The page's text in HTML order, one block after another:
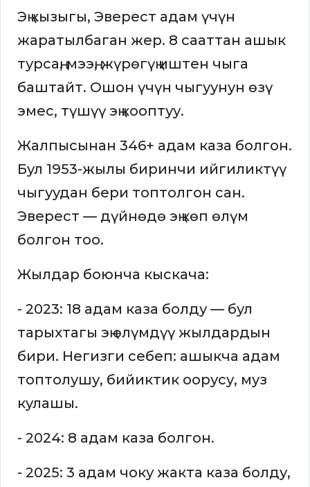
Эң кызыгы, Эверест адам үчүн
жаратылбаган жер. 8 сааттан ашык
турсаң, мээң, жүрөгүң иштен чыга
баштайт. Ошон үчүн чыгуунун өзү
эмес, түшүү эң кооптуу.
Жалпысынан 346+ адам каза болгон.
Бул 1953-жылы биринчи ийгиликтүү
чыгуудан бери топтолгон сан.
Эверест — дүйнөдө эң көп өлүм
болгон тоо.
Жылдар боюнча кыскача:
- 2023: 18 адам каза болду — бул
тарыхтагы эң өлүмдүү жылдардын
бири. Негизги себеп: ашыкча адам
топтолушу, бийиктик оорусу, муз
кулашы.
- 2024: 8 адам каза болгон.
- 2025: 3 адам чоку жакта каза болду,